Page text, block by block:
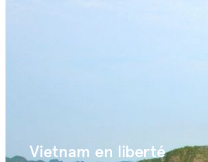
Vietnam en liberté